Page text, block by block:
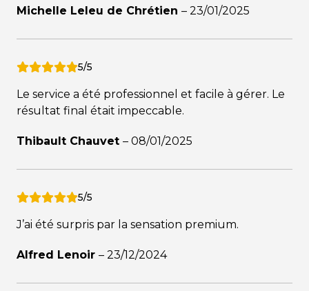
Michelle Leleu de Chrétien – 23/01/2025
5/5
Le service a été professionnel et facile à gérer. Le
résultat final était impeccable.
Thibault Chauvet – 08/01/2025
5/5
J’ai été surpris par la sensation premium.
Alfred Lenoir – 23/12/2024